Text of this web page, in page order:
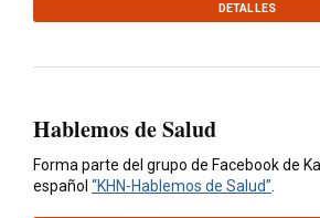
DETALLES
Hablemos de Salud
Forma parte del grupo de Facebook de
español “KHN-Hablemos de Salud”.